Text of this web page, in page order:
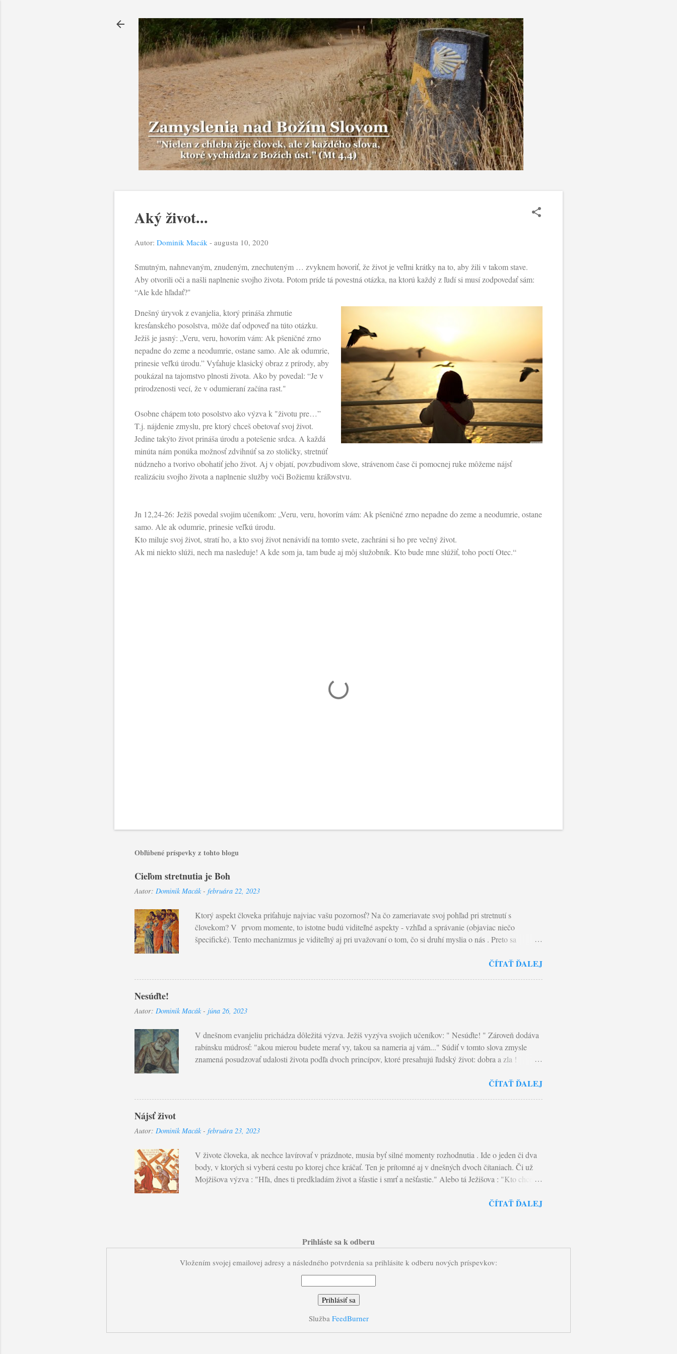
Aký život...
Autor: Dominik Macák - augusta 10, 2020
Smutným, nahnevaným, znudeným, znechuteným … zvyknem hovoriť, že život je veľmi krátky na to, aby žili v takom stave.
Aby otvorili oči a našli naplnenie svojho života. Potom príde tá povestná otázka, na ktorú každý z ľudí si musí zodpovedať sám:
“Ale kde hľadať?"
Dnešný úryvok z evanjelia, ktorý prináša zhrnutie
kresťanského posolstva, môže dať odpoveď na túto otázku.
Ježiš je jasný: „Veru, veru, hovorím vám: Ak pšeničné zrno
nepadne do zeme a neodumrie, ostane samo. Ale ak odumrie,
prinesie veľkú úrodu.” Vyťahuje klasický obraz z prírody, aby
poukázal na tajomstvo plnosti života. Ako by povedal: “Je v
prirodzenosti vecí, že v odumieraní začína rast."
Osobne chápem toto posolstvo ako výzva k "životu pre…”
T.j. nájdenie zmyslu, pre ktorý chceš obetovať svoj život.
Jedine takýto život prináša úrodu a potešenie srdca. A každá
minúta nám ponúka možnosť zdvihnúť sa zo stoličky, stretnúť
núdzneho a tvorivo obohatiť jeho život. Aj v objatí, povzbudivom slove, strávenom čase či pomocnej ruke môžeme nájsť
realizáciu svojho života a naplnenie služby voči Božiemu kráľovstvu.
Jn 12,24-26: Ježiš povedal svojim učeníkom: „Veru, veru, hovorím vám: Ak pšeničné zrno nepadne do zeme a neodumrie, ostane
samo. Ale ak odumrie, prinesie veľkú úrodu.
Kto miluje svoj život, stratí ho, a kto svoj život nenávidí na tomto svete, zachráni si ho pre večný život.
Ak mi niekto slúži, nech ma nasleduje! A kde som ja, tam bude aj môj služobník. Kto bude mne slúžiť, toho poctí Otec.“
Obľúbené príspevky z tohto blogu
Cieľom stretnutia je Boh
Autor: Dominik Macák - februára 22, 2023
Ktorý aspekt človeka priťahuje najviac vašu pozornosť? Na čo zameriavate svoj pohľad pri stretnutí s
človekom? V prvom momente, to istotne budú viditeľné aspekty - vzhľad a správanie (objaviac niečo
špecifické). Tento mechanizmus je viditeľný aj pri uvažovaní o tom, čo si druhí myslia o nás . Preto sa
antropológie a psychológie sa nachádza v dnešných Ježišových slovách, ktoré čítame v Matúšovom evanjeliu
nášho zdokonaľovania bol: Nebeský Otec . Pri realizácii, nezabúdajúc na slová sv. Pavla: "Každý tak, ako si
ČÍTAŤ ĎALEJ
Nesúďte!
Autor: Dominik Macák - júna 26, 2023
V dnešnom evanjeliu prichádza dôležitá výzva. Ježiš vyzýva svojich učeníkov: " Nesúďte! " Zároveň dodáva
rabínsku múdrosť: "akou mierou budete merať vy, takou sa nameria aj vám..." Súdiť v tomto slova zmysle
znamená posudzovať udalosti života podľa dvoch princípov, ktoré presahujú ľudský život: dobra a zla !
objektívne zlo a dobro. Problém nášho posudzovania tkvie ešte v jednej veci - tým najčastejšie
svojím vinníkom. Mt 7,1-5: Ježiš povedal svojim učeníkom: „Nesúďte, aby ste neboli súdení. Lebo ako
ČÍTAŤ ĎALEJ
Nájsť život
Autor: Dominik Macák - februára 23, 2023
V živote človeka, ak nechce lavírovať v prázdnote, musia byť silné momenty rozhodnutia . Ide o jeden či dva
body, v ktorých si vyberá cestu po ktorej chce kráčať. Ten je prítomné aj v dnešných dvoch čítaniach. Či už
Mojžišova výzva : "Hľa, dnes ti predkladám život a šťastie i smrť a nešťastie." Alebo tá Ježišova : "Kto chce ísť
Slovom so sebou prinášajú Božie požehnanie a záchrana život. Prijať a žiť Božie slovo znamená kráčať s
Boží dych, ktorý Boh vdýchol do nás. Lk 9,22-25: Ježiš povedal svojim učeníkom: „Syn človeka musí
mnoho trpieť, starší, veľkňazi a zákonníci ho zavrhnú, zabijú ho, ale on tretieho dňa vstane z mŕtvych.“ A
všetkým povedal: „K...
ČÍTAŤ ĎALEJ
Prihláste sa k odberu
Vložením svojej emailovej adresy a následného potvrdenia sa prihlásite k odberu nových príspevkov:
Služba FeedBurner